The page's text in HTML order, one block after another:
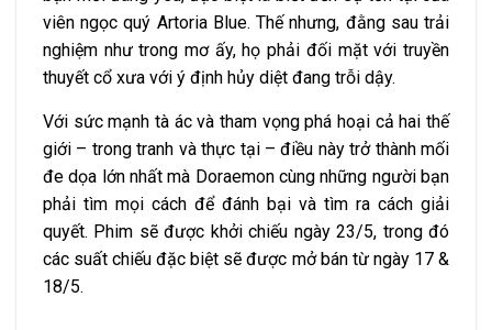
viên ngọc quý Artoria Blue. Thế nhưng, đằng sau trải
nghiệm như trong mơ ấy, họ phải đối mặt với truyền
thuyết cổ xưa với ý định hủy diệt đang trỗi dậy.
Với sức mạnh tà ác và tham vọng phá hoại cả hai thế
giới – trong tranh và thực tại – điều này trở thành mối
đe dọa lớn nhất mà Doraemon cùng những người bạn
phải tìm mọi cách để đánh bại và tìm ra cách giải
quyết. Phim sẽ được khởi chiếu ngày 23/5, trong đó
các suất chiếu đặc biệt sẽ được mở bán từ ngày 17 &
18/5.